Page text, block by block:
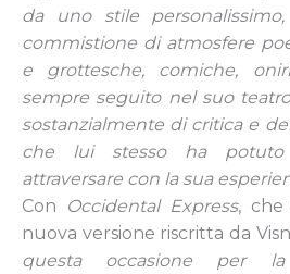
da uno stile
commistione di atmosfere
e grottesche, comiche,
sempre seguito nel suo
sostanzialmente di critica e
che lui stesso ha potuto
attraversare con la sua
Con
Occidental Express, che
nuova versione riscritta da
questa occasione per